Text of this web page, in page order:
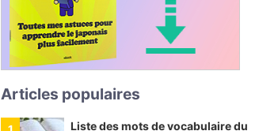
Articles populaires
Liste des mots de vocabulaire du